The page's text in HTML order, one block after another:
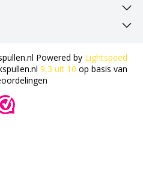
Powered by Lightspeed
9,3 uit 10 op basis van